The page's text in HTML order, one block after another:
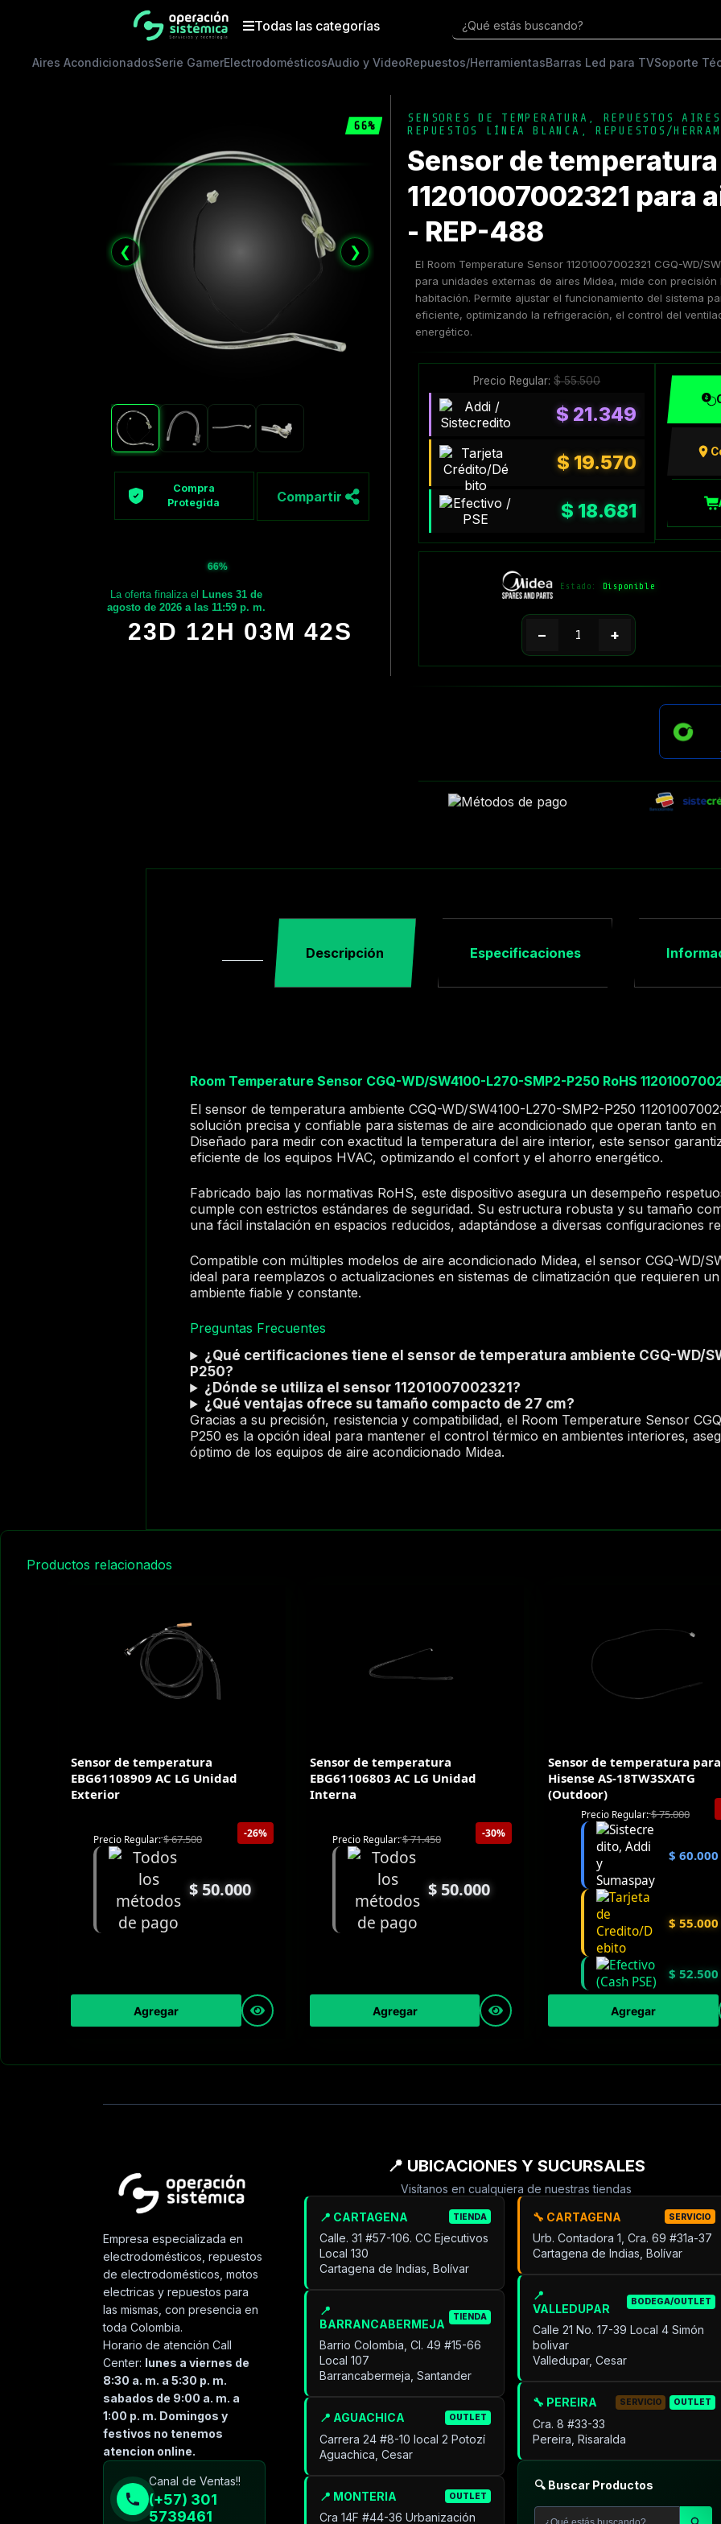
Todas las categorías ¿Qué estás buscando?
Aires AcondicionadosSerie GamerElectrodomésticosAudio y VideoRepuestos/HerramientasBarras Led para TVSoporte
66%
❮ ❯
Compra
Protegida
Compartir
66%
La oferta finaliza elLunes 31 de
agosto de 2026 a las 11:59 p. m.
23D 12H 03M 41S
SENSORES DE TEMPERATURA
REPUESTOS
REPUESTOS LÍNEA BLANCA
REPUESTOS/
Sensor de temperatura
11201007002321 para
- REP-488
El Room Temperature Sensor 11201007002321 CGQ-WD/
para unidades externas de aires Midea, mide con
habitación. Permite ajustar el funcionamiento del sistema
eficiente, optimizando la refrigeración, el control del
energético.
Precio Regular:$55.500
$ 21.349
$ 19.570
$ 18.681
Estado: Disponible
− +
Descripción Especificaciones
Room Temperature Sensor CGQ-WD/SW4100-L270-SMP2-P250 RoHS
El sensor de temperatura ambiente CGQ-WD/SW4100-L270-SMP2-P250
solución precisa y confiable para sistemas de aire acondicionado que operan tanto
Diseñado para medir con exactitud la temperatura del aire interior, este sensor
eficiente de los equipos HVAC, optimizando el confort y el ahorro energético.
Fabricado bajo las normativas RoHS, este dispositivo asegura un desempeño
cumple con estrictos estándares de seguridad. Su estructura robusta y su tamaño
una fácil instalación en espacios reducidos, adaptándose a diversas configuraciones
Compatible con múltiples modelos de aire acondicionado Midea, el sensor CGQ-WD/
ideal para reemplazos o actualizaciones en sistemas de climatización que requieren
ambiente fiable y constante.
Preguntas Frecuentes
¿Qué certificaciones tiene el sensor de temperatura ambiente CGQ-WD/
P250?
¿Dónde se utiliza el sensor 11201007002321?
¿Qué ventajas ofrece su tamaño compacto de 27 cm?
Gracias a su precisión, resistencia y compatibilidad, el Room Temperature Sensor
P250 es la opción ideal para mantener el control térmico en ambientes interiores,
óptimo de los equipos de aire acondicionado Midea.
Productos relacionados
Sensor de temperatura
EBG61108909 AC LG Unidad
Exterior
-26%
Precio Regular:$67.500
$50.000
Agregar
Sensor de temperatura
EBG61106803 AC LG Unidad
Interna
-30%
Precio Regular:$71.450
$50.000
Agregar
Sensor de temperatura
Hisense AS-18TW3SXATG
(Outdoor)
Precio Regular:$75.000
$ 60.000
$ 55.000
$ 52.500
Agregar
Empresa especializada en
electrodomésticos, repuestos
de electrodomésticos, motos
electricas y repuestos para
las mismas, con presencia en
toda Colombia.
Horario de atención Call
Center: lunes a viernes de
8:30 a. m. a 5:30 p. m.
sabados de 9:00 a. m. a
1:00 p. m. Domingos y
festivos no tenemos
atencion online.
Canal de Ventas!!
(+57) 301
5739461
📍 UBICACIONES Y SUCURSALES
Visítanos en cualquiera de nuestras tiendas
📍 CARTAGENA TIENDA
Calle. 31 #57-106. CC Ejecutivos
Local 130
Cartagena de Indias, Bolívar
📍
BARRANCABERMEJA
TIENDA
Barrio Colombia, Cl. 49 #15-66
Local 107
Barrancabermeja, Santander
📍 AGUACHICA OUTLET
Carrera 24 #8-10 local 2 Potozí
Aguachica, Cesar
📍 MONTERIA OUTLET
Cra 14F #44-36 Urbanización
🔧 CARTAGENA SERVICIO
Urb. Contadora 1, Cra. 69 #31a-37
Cartagena de Indias, Bolívar
📍
VALLEDUPAR
BODEGA/OUTLET
Calle 21 No. 17-39 Local 4 Simón
bolivar
Valledupar, Cesar
🔧 PEREIRA SERVICIO OUTLET
Cra. 8 #33-33
Pereira, Risaralda
🔍 Buscar Productos
Especialista de operación
sistémica